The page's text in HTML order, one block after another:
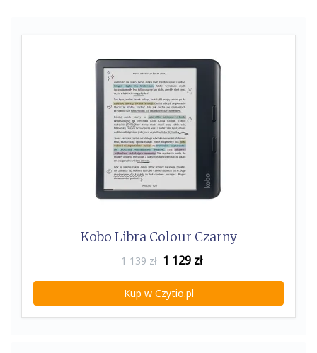
Kobo Libra Colour Czarny
1 139 zł 1 129zł
Kup w Czytio.pl